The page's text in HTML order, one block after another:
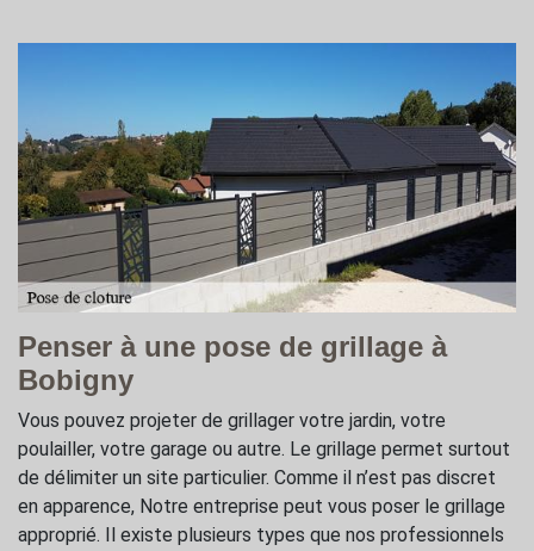
Penser à une pose de grillage à
Bobigny
Vous pouvez projeter de grillager votre jardin, votre
poulailler, votre garage ou autre. Le grillage permet surtout
de délimiter un site particulier. Comme il n’est pas discret
en apparence, Notre entreprise peut vous poser le grillage
approprié. Il existe plusieurs types que nos professionnels